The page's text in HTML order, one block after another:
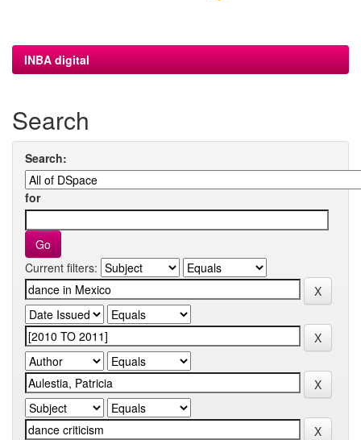
INBA digital
Search
Search:
for
Current filters: